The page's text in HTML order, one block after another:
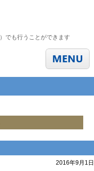
でも行うことができます
2016年9月1日